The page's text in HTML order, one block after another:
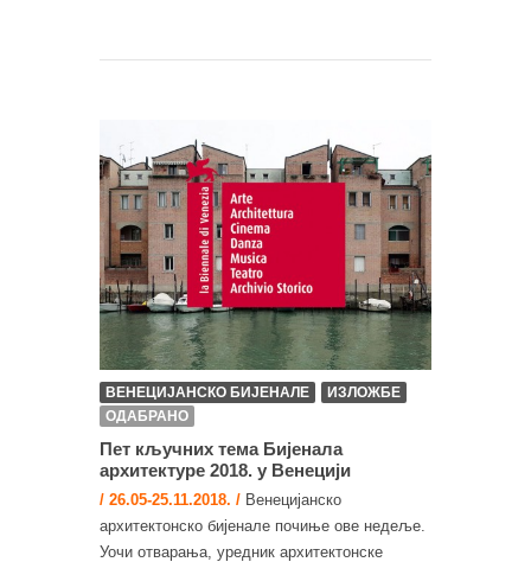
ВЕНЕЦИЈАНСКО БИЈЕНАЛЕ
ИЗЛОЖБЕ
ОДАБРАНО
Пет кључних тема Бијенала
архитектуре 2018. у Венецији
/ 26.05-25.11.2018. / Венецијанско
архитектонско бијенале почиње ове недеље.
Уочи отварања, уредник архитектонске